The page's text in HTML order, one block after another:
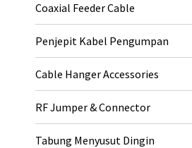
Coaxial Feeder Cable
Penjepit Kabel Pengumpan
Cable Hanger Accessories
RF Jumper & Connector
Tabung Menyusut Dingin